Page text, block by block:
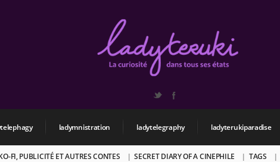
ladymnistration ladytelegraphy ladyterukiparadise
FI, PUBLICITÉ ET AUTRES CONTES SECRET DIARY OF A CINEPHILE TAGS